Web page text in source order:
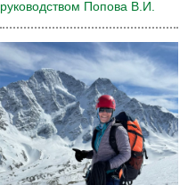
руководством Попова В.И.